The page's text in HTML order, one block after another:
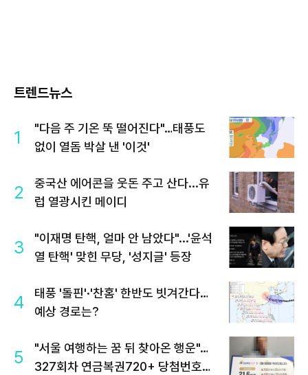
트렌드뉴스
1
"다음 주 기온 뚝 떨어진다"…태풍도
없이 열돔 박살 낸 '이것'
2
중국산 에어콘을 웃돈 주고 산다...유
럽 열광시킨 메이디
3
"이재명 탄핵, 얼마 안 남았다"...'윤석
열 탄핵' 맞힌 무당, '성지글' 등장
4
태풍 '돌핀'·'찬홈' 한반도 빗겨간다…
예상 경로는?
5
"서울 여행하는 꿈 뒤 찾아온 행운"…
327회차 연금복권720+ 당첨번호조